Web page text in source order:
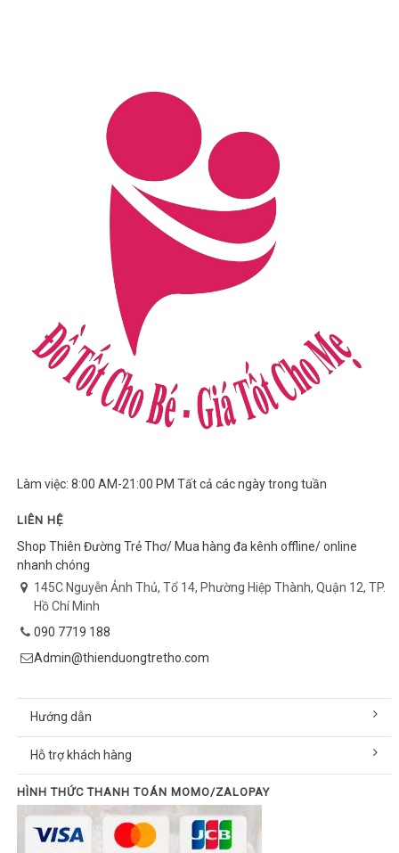
Làm việc: 8:00 AM-21:00 PM Tất cả các ngày trong tuần
LIÊN HỆ
Shop Thiên Đường Trẻ Thơ/ Mua hàng đa kênh offline/ online
nhanh chóng
145C Nguyễn Ảnh Thủ, Tổ 14, Phường Hiệp Thành, Quận 12, TP.
Hồ Chí Minh
090 7719 188
Admin@thienduongtretho.com
Hướng dẫn
Hỗ trợ khách hàng
HÌNH THỨC THANH TOÁN MOMO/ZALOPAY